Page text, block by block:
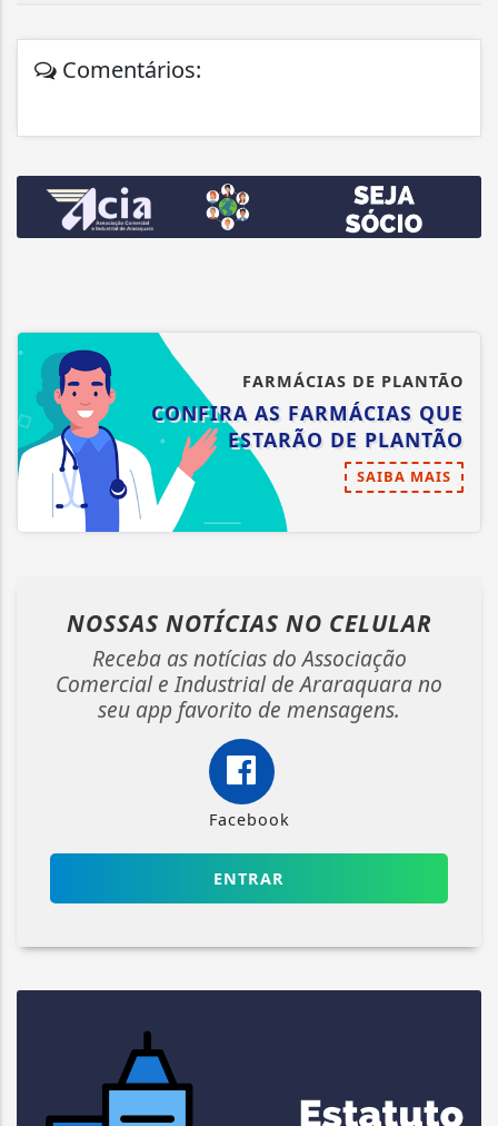
Comentários:
FARMÁCIAS DE PLANTÃO
CONFIRA AS FARMÁCIAS QUE
ESTARÃO DE PLANTÃO
SAIBA MAIS
NOSSAS NOTÍCIAS NO CELULAR
Receba as notícias do Associação
Comercial e Industrial de Araraquara no
seu app favorito de mensagens.
Facebook
ENTRAR